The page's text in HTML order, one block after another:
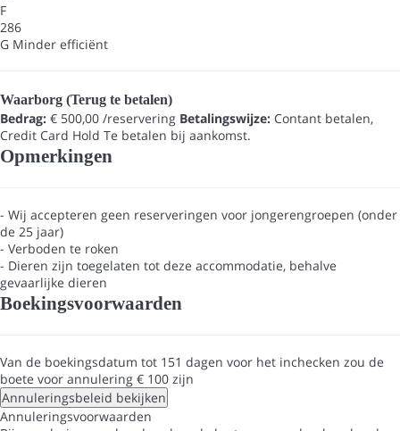
F
286
G Minder efficiënt
Waarborg (Terug te betalen)
Bedrag: € 500,00 /reservering Betalingswijze: Contant betalen,
Credit Card Hold Te betalen bij aankomst.
Opmerkingen
- Wij accepteren geen reserveringen voor jongerengroepen (onder
de 25 jaar)
- Verboden te roken
- Dieren zijn toegelaten tot deze accommodatie, behalve
gevaarlijke dieren
Boekingsvoorwaarden
Van de boekingsdatum tot 151 dagen voor het inchecken zou de
boete voor annulering € 100 zijn
Annuleringsbeleid bekijken
Annuleringsvoorwaarden